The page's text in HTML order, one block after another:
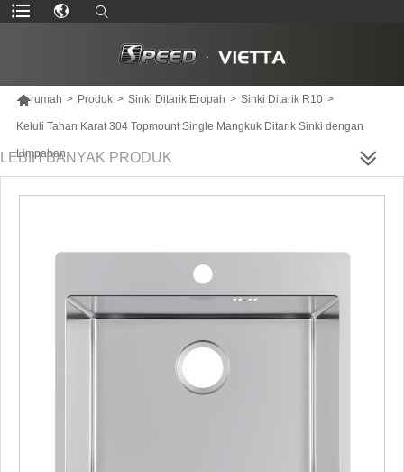
rumah > Produk > Sinki Ditarik Eropah > Sinki Ditarik R10 >
Keluli Tahan Karat 304 Topmount Single Mangkuk Ditarik Sinki dengan
Limpahan
LEBIH BANYAK PRODUK